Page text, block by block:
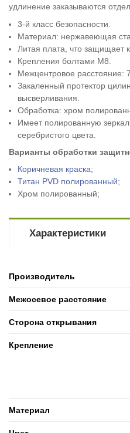
удлинение заказываются
3-й класс безопасности.
Материал: нержавеющая
Литая плата, что защищает
Крепления болтами М8.
Межцентровое
Закаленный протектор
высверливания.
Обработка:хром
Имеет полированную
серебристого цвета.
Варианты обработки
Коричневая краска;
Титан PVD полированный;
Хром полированный;
Характеристики
Производитель
Межосевое расстояние
Сторона открывания
Крепление
Материал